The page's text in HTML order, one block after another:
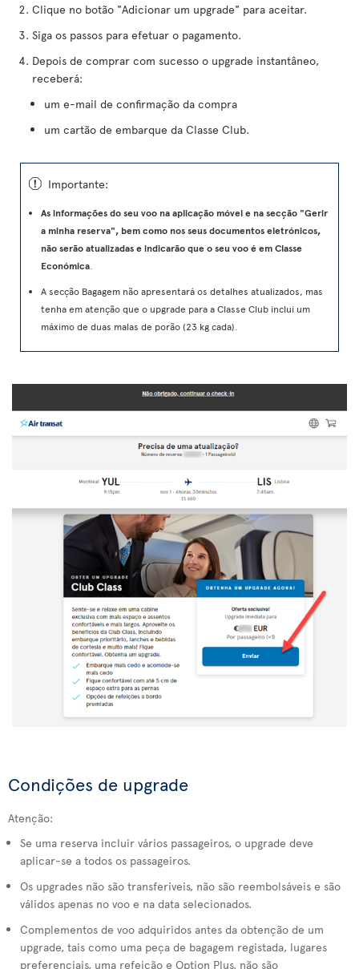
Clique no botão "Adicionar um upgrade" para aceitar.
Siga os passos para efetuar o pagamento.
Depois de comprar com sucesso o upgrade instantâneo,
receberá:
um e-mail de confirmação da compra
um cartão de embarque da Classe Club.
ü Importante:
As informações do seu voo na aplicação móvel e na secção "Gerir
a minha reserva", bem como nos seus documentos eletrónicos,
não serão atualizadas e indicarão que o seu voo é em Classe
Económica
A secção Bagagem não apresentará os detalhes atualizados, mas
tenha em atenção que o upgrade para a Classe Club inclui um
máximo de duas malas de porão (23 kg cada).
Condições de upgrade
Atenção:
Se uma reserva incluir vários passageiros, o upgrade deve
aplicar-se a todos os passageiros.
Os upgrades não são transferíveis, não são reembolsáveis e são
válidos apenas no voo e na data selecionados.
Complementos de voo adquiridos antes da obtenção de um
upgrade, tais como uma peça de bagagem registada, lugares
preferenciais, uma refeição e Option Plus, não são